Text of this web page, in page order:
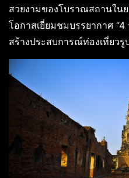
สวยงามของโบราณสถานใน
โอกาสเยี่ยมชมบรรยากาศ “4
สร้างประสบการณ์ท่องเที่ยวรู